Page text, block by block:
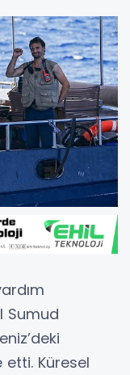
Sumud
Küresel